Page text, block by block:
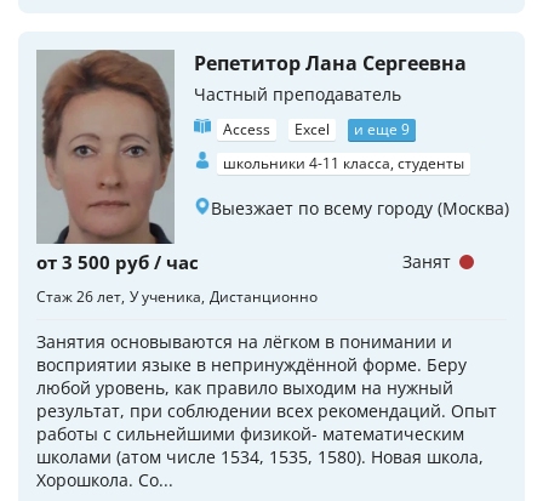
Репетитор Лана Сергеевна
Частный преподаватель
Access Excel
и еще 9
школьники 4-11 класса, студенты
Выезжает по всему городу (Москва)
от 3 500 руб / час
Стаж 26 лет У ученика Дистанционно
Занятия основываются на лёгком в понимании и
восприятии языке в непринуждённой форме. Беру
любой уровень, как правило выходим на нужный
результат, при соблюдении всех рекомендаций. Опыт
работы с сильнейшими физикой- математическим
школами (атом числе 1534, 1535, 1580). Новая школа,
Хорошкола. Со...
Занят